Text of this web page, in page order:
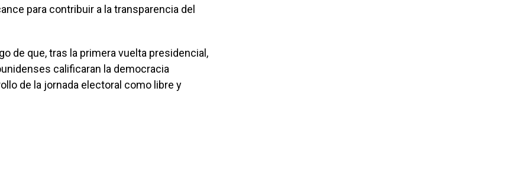
para contribuir a la transparencia del
de que, tras la primera vuelta presidencial,
calificaran la democracia
de la jornada electoral como libre y